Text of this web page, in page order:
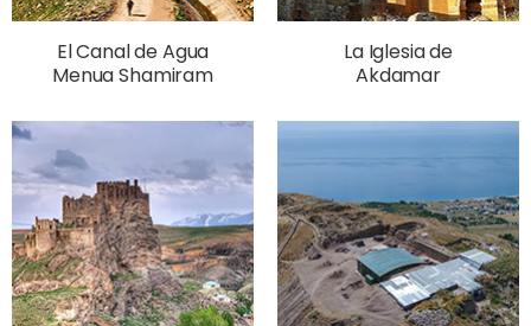
El Canal de Agua
Menua Shamiram
La Iglesia de
Akdamar